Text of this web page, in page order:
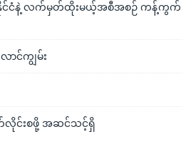
င်ငံနဲ့ လက်မှတ်ထိုးမယ့်အစီအစဉ် ကန့်ကွက်
ောင်ကျွမ်း
လိုင်းစဖို့ အဆင်သင့်ရှိ